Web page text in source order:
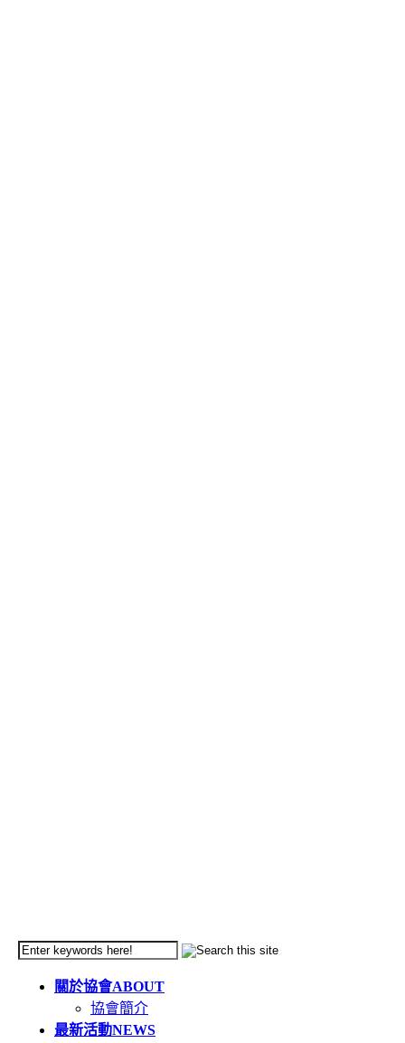
關於協會ABOUT
協會簡介
最新活動NEWS